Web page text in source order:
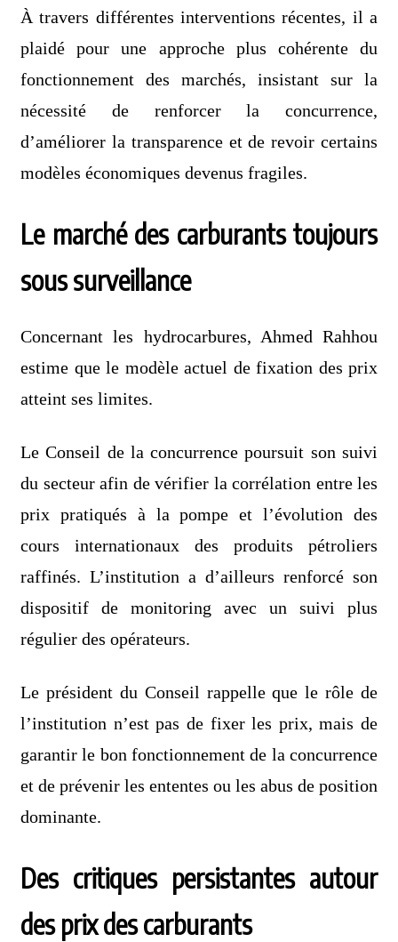
À travers différentes interventions récentes, il a
plaidé pour une approche plus cohérente du
fonctionnement des marchés, insistant sur la
nécessité de renforcer la concurrence,
d’améliorer la transparence et de revoir certains
modèles économiques devenus fragiles.
Le marché des carburants toujours
sous surveillance
Concernant les hydrocarbures, Ahmed Rahhou
estime que le modèle actuel de fixation des prix
atteint ses limites.
Le Conseil de la concurrence poursuit son suivi
du secteur afin de vérifier la corrélation entre les
prix pratiqués à la pompe et l’évolution des
cours internationaux des produits pétroliers
raffinés. L’institution a d’ailleurs renforcé son
dispositif de monitoring avec un suivi plus
régulier des opérateurs.
Le président du Conseil rappelle que le rôle de
l’institution n’est pas de fixer les prix, mais de
garantir le bon fonctionnement de la concurrence
et de prévenir les ententes ou les abus de position
dominante.
Des critiques persistantes autour
des prix des carburants